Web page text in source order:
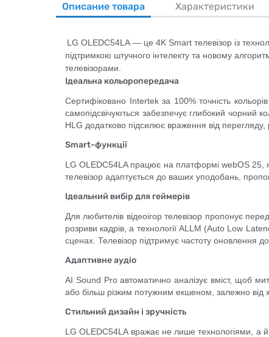
Описание товара Характеристики
LG OLEDC54LA — це 4K Smart телевізор із
підтримкою штучного інтелекту та новому
телевізорами.
Ідеальна кольоропередача
Сертифіковано Intertek за 100% точність
самопідсвічуються забезпечує глибокий чорний
HLG додатково підсилює враження від
Smart-функції
LG OLEDC54LA працює на платформі webOS 25,
телевізор адаптується до ваших уподобань,
Ідеальний вибір для геймерів
Для любителів відеоігор телевізор пропонує
розриви кадрів, а технології ALLM (Auto Low
сценах. Телевізор підтримує частоту оновлення
Адаптивне аудіо
AI Sound Pro автоматично аналізує вміст, щоб
або більш різким потужним екшеном, залежно від
Стильний дизайн і зручність
LG OLEDC54LA вражає не лише технологіями, а